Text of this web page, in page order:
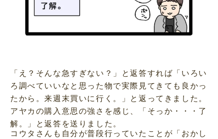
「え？そんな急すぎない？」と返答すれば「いろい
ろ調べていいなと思った物で実際見てきても良かっ
たから。来週末買いに行く。」と返ってきました。
アヤカの購入意思の強さを感じ、「そっか・・・了
解。」と返答を送りました。
コウタさんも自分が普段行っていたことが「おかし